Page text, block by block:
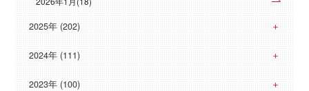
2025年 (202)
2024年 (111)
2023年 (100)